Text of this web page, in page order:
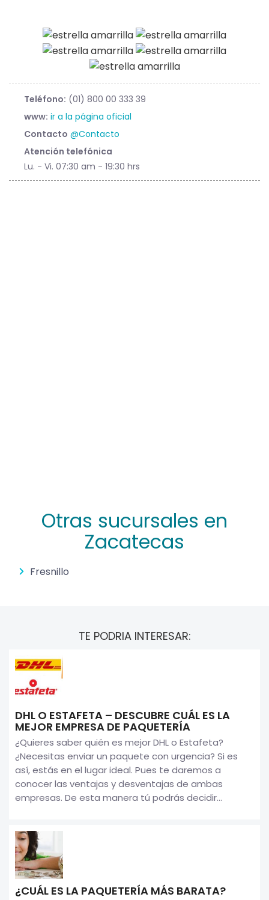
Teléfono: (01) 800 00 333 39
www: ir a la página oficial
Contacto @Contacto
Atención telefónica
Lu. - Vi. 07:30 am - 19:30 hrs
Otras sucursales en
Zacatecas
Fresnillo
TE PODRIA INTERESAR:
DHL O ESTAFETA – DESCUBRE CUÁL ES LA
MEJOR EMPRESA DE PAQUETERÍA
¿Quieres saber quién es mejor DHL o Estafeta?
¿Necesitas enviar un paquete con urgencia? Si es
así, estás en el lugar ideal. Pues te daremos a
conocer las ventajas y desventajas de ambas
empresas. De esta manera tú podrás decidir...
¿CUÁL ES LA PAQUETERÍA MÁS BARATA?